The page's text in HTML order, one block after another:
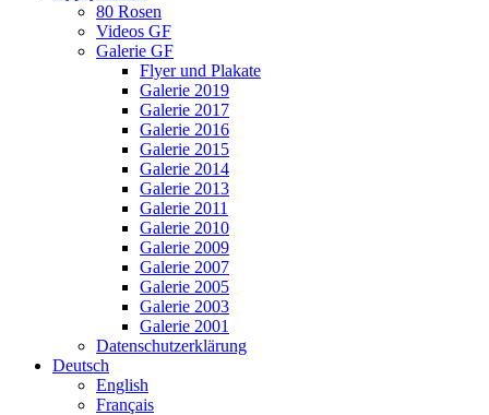
80 Rosen
Videos GF
Galerie GF
Flyer und Plakate
Galerie 2019
Galerie 2017
Galerie 2016
Galerie 2015
Galerie 2014
Galerie 2013
Galerie 2011
Galerie 2010
Galerie 2009
Galerie 2007
Galerie 2005
Galerie 2003
Galerie 2001
Datenschutzerklärung
Deutsch
English
Français